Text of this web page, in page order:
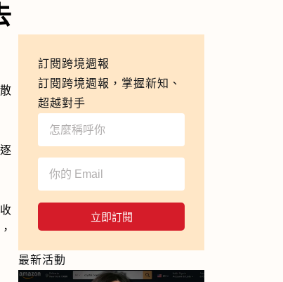
訂閱跨境週報
訂閱跨境週報，掌握新知、
超越對手
立即訂閱
最新活動